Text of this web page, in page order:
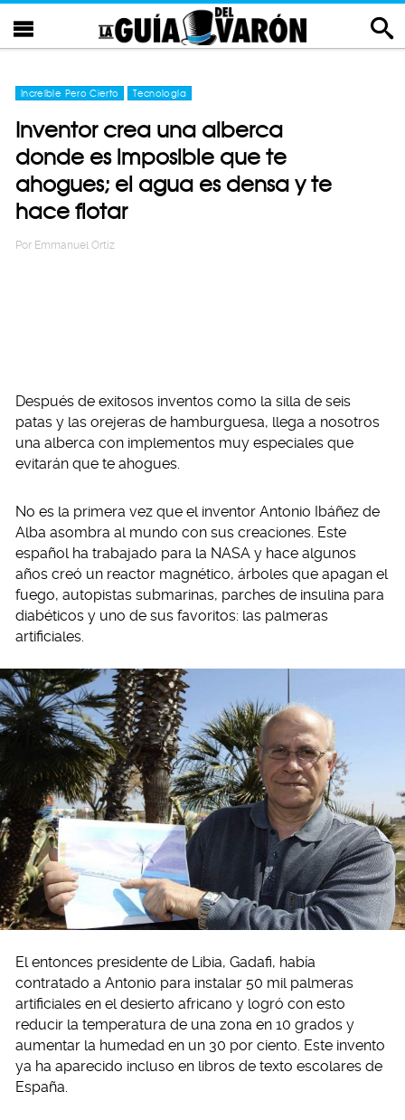
Increíble Pero Cierto Tecnología
Inventor crea una alberca
donde es imposible que te
ahogues; el agua es densa y te
hace flotar
Por Emmanuel Ortiz
Después de exitosos inventos como la silla de seis
patas y las orejeras de hamburguesa, llega a nosotros
una alberca con implementos muy especiales que
evitarán que te ahogues.
No es la primera vez que el inventor Antonio Ibáñez de
Alba asombra al mundo con sus creaciones. Este
español ha trabajado para la NASA y hace algunos
años creó un reactor magnético, árboles que apagan el
fuego, autopistas submarinas, parches de insulina para
diabéticos y uno de sus favoritos: las palmeras
artificiales.
El entonces presidente de Libia, Gadafi, había
contratado a Antonio para instalar 50 mil palmeras
artificiales en el desierto africano y logró con esto
reducir la temperatura de una zona en 10 grados y
aumentar la humedad en un 30 por ciento. Este invento
ya ha aparecido incluso en libros de texto escolares de
España.